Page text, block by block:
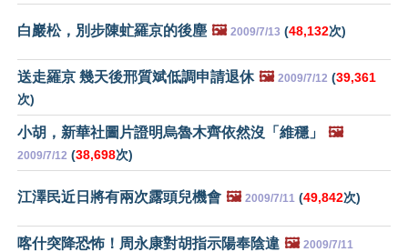
白巖松，別步陳虻羅京的後塵 🖼️ 2009/7/13 (48,132次)
送走羅京 幾天後邢質斌低調申請退休 🖼️ 2009/7/12 (39,361
次)
小胡，新華社圖片證明烏魯木齊依然沒「維穩」 🖼️
2009/7/12 (38,698次)
江澤民近日將有兩次露頭兒機會 🖼️ 2009/7/11 (49,842次)
喀什突降恐怖！周永康對胡指示陽奉陰違 🖼️ 2009/7/11